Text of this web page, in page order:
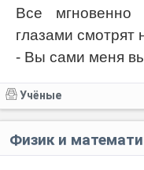
Все мгновенно
глазами смотрят
- Вы сами меня
Учёные
Физик и